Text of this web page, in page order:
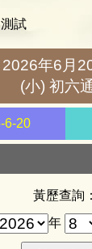
試
年6月
(小) 初六
6-20
黃歷查詢：
年